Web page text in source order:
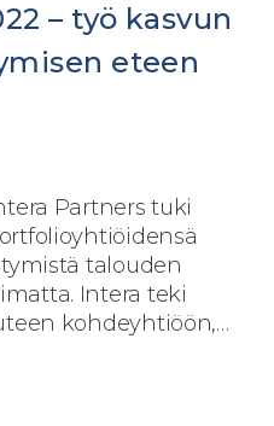
– työ kasvun
eteen
Partners tuki
talouden
Intera teki
kohdeyhtiöön,…